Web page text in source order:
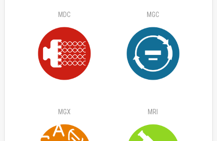
MDC MGC
MGX MRI